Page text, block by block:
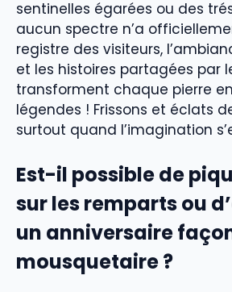
sentinelles égarées ou des
aucun spectre n’a
registre des visiteurs,
et les histoires partagées par
transforment chaque pierre
légendes ! Frissons et éclats
surtout quand l’imagination
Est-il possible de
sur les remparts ou
un anniversaire
mousquetaire ?